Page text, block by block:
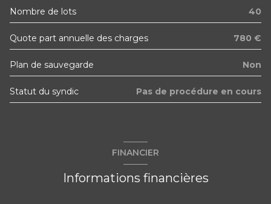
cave
balcon
interphone
Nombre de lots 40
Quote part annuelle des charges 780 €
Plan de sauvegarde Non
Statut du syndic Pas de procédure en cours
FINANCIER
Informations financières